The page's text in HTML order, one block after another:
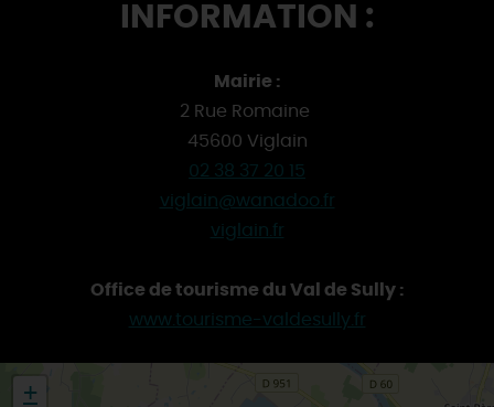
INFORMATION :
Mairie :
2 Rue Romaine
45600 Viglain
02 38 37 20 15
viglain@wanadoo.fr
viglain.fr
Office de tourisme du Val de Sully :
www.tourisme-valdesully.fr
+